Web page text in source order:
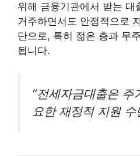
위해 금융기관에서 받는 대
거주하면서도 안정적으로
단으로, 특히 젊은 층과 무
됩니다.
“전세자금대출은 주
요한 재정적 지원 수